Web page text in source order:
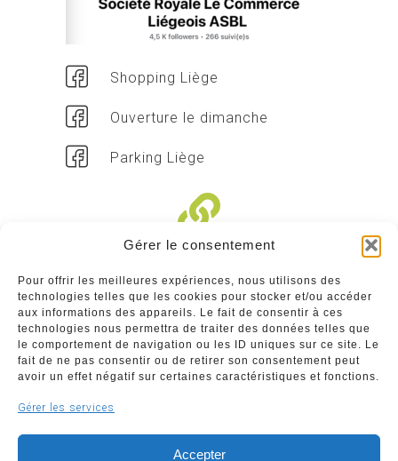
Gérer le consentement
Pour offrir les meilleures expériences, nous utilisons des
technologies telles que les cookies pour stocker et/ou accéder
aux informations des appareils. Le fait de consentir à ces
technologies nous permettra de traiter des données telles que
le comportement de navigation ou les ID uniques sur ce site. Le
fait de ne pas consentir ou de retirer son consentement peut
avoir un effet négatif sur certaines caractéristiques et fonctions.
Gérer les services
Accepter
Shopping Liège
Ouverture le dimanche
Parking Liège
Commerçants
Annuaire des commerçants : insérez gratuitement
votre activité dans notre annuaire sur notre site ci-
dessous